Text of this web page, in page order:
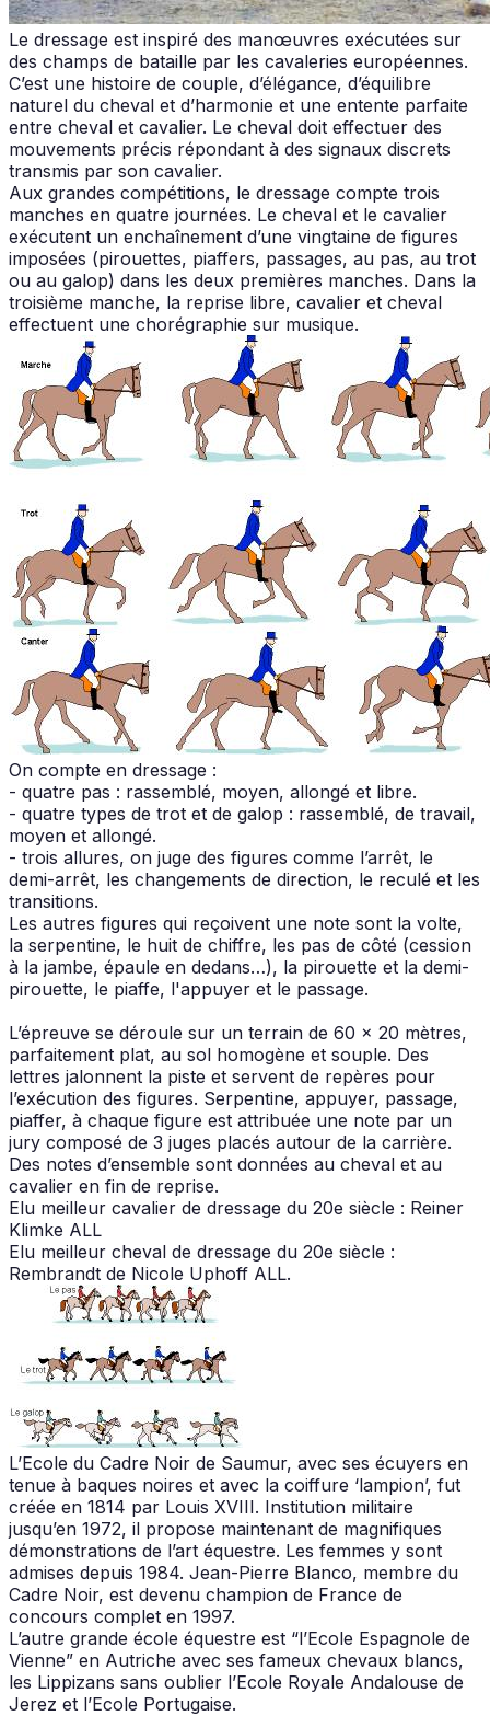
Le dressage est inspiré des manœuvres exécutées sur
des champs de bataille par les cavaleries européennes.
C’est une histoire de couple, d’élégance, d’équilibre
naturel du cheval et d’harmonie et une entente parfaite
entre cheval et cavalier. Le cheval doit effectuer des
mouvements précis répondant à des signaux discrets
transmis par son cavalier.
Aux grandes compétitions, le dressage compte trois
manches en quatre journées. Le cheval et le cavalier
exécutent un enchaînement d’une vingtaine de figures
imposées (pirouettes, piaffers, passages, au pas, au trot
ou au galop) dans les deux premières manches. Dans la
troisième manche, la reprise libre, cavalier et cheval
effectuent une chorégraphie sur musique.
On compte en dressage :
- quatre pas : rassemblé, moyen, allongé et libre.
- quatre types de trot et de galop : rassemblé, de travail,
moyen et allongé.
- trois allures, on juge des figures comme l’arrêt, le
demi-arrêt, les changements de direction, le reculé et les
transitions.
Les autres figures qui reçoivent une note sont la volte,
la serpentine, le huit de chiffre, les pas de côté (cession
à la jambe, épaule en dedans…), la pirouette et la demi-
pirouette, le piaffe, l'appuyer et le passage.
L’épreuve se déroule sur un terrain de 60 x 20 mètres,
parfaitement plat, au sol homogène et souple. Des
lettres jalonnent la piste et servent de repères pour
l’exécution des figures. Serpentine, appuyer, passage,
piaffer, à chaque figure est attribuée une note par un
jury composé de 3 juges placés autour de la carrière.
Des notes d’ensemble sont données au cheval et au
cavalier en fin de reprise.
Elu meilleur cavalier de dressage du 20e siècle : Reiner
Klimke ALL
Elu meilleur cheval de dressage du 20e siècle :
Rembrandt de Nicole Uphoff ALL.
L’Ecole du Cadre Noir de Saumur, avec ses écuyers en
tenue à baques noires et avec la coiffure ‘lampion’, fut
créée en 1814 par Louis XVIII. Institution militaire
jusqu’en 1972, il propose maintenant de magnifiques
démonstrations de l’art équestre. Les femmes y sont
admises depuis 1984. Jean-Pierre Blanco, membre du
Cadre Noir, est devenu champion de France de
concours complet en 1997.
L’autre grande école équestre est “l’Ecole Espagnole de
Vienne” en Autriche avec ses fameux chevaux blancs,
les Lippizans sans oublier l’Ecole Royale Andalouse de
Jerez et l’Ecole Portugaise.